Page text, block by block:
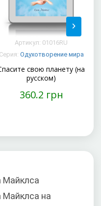
Артикул: 01016RU
Серия: Одухотворение мира
свою планету (на
русском)
360.2 грн
Майклса
Майклса на